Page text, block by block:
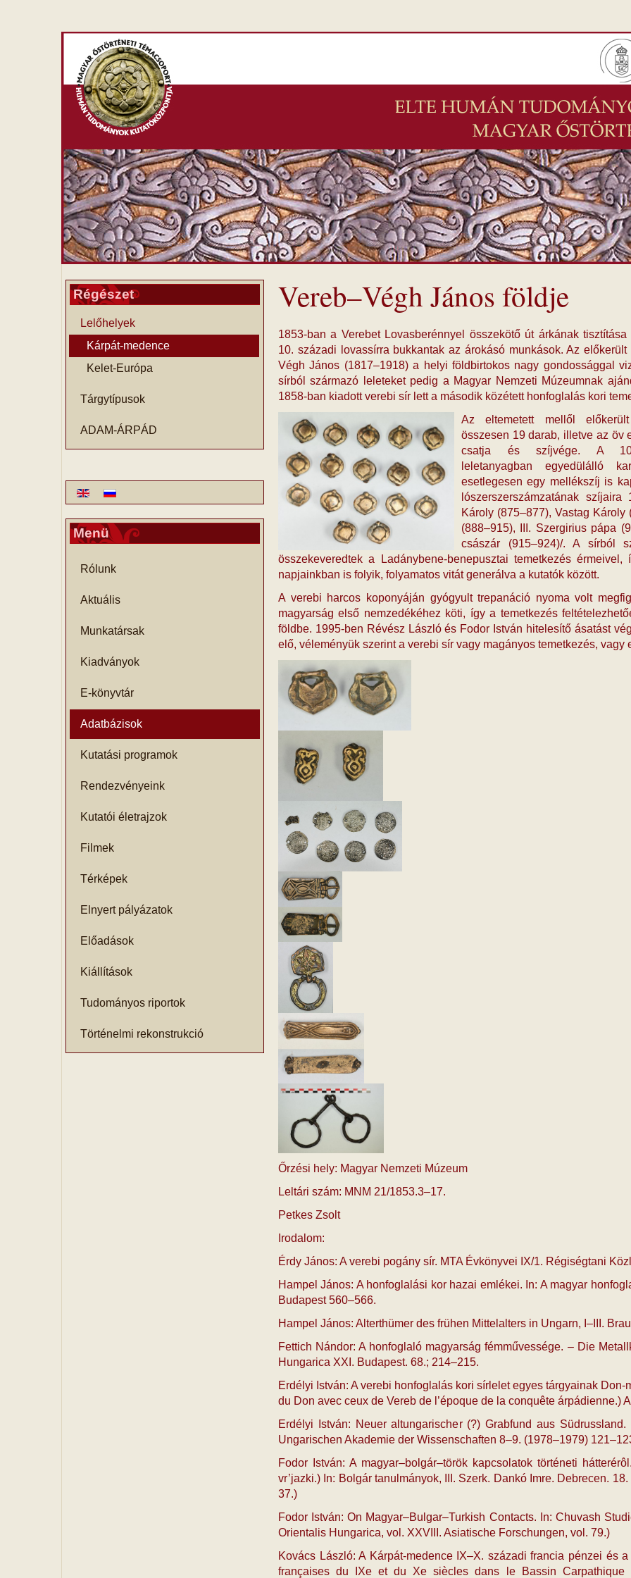
Vereb–Végh János földje
1853-ban a Verebet Lovasberénnyel összekötő út árkának
10. századi lovassírra bukkantak az árokásó munkások. Az előkerült
Végh János (1817–1918) a helyi földbirtokos nagy gondossággal
sírból származó leleteket pedig a Magyar Nemzeti Múzeumnak
1858-ban kiadott verebi sír lett a második közétett honfoglalás kori
Az eltemetett mellől előkerült
összesen 19 darab, illetve az öv
csatja és szíjvége. A
leletanyagban egyedülálló
esetlegesen egy mellékszíj is
lószerszerszámzatának
Károly (875–877), Vastag
(888–915), III. Szergirius pápa
császár (915–924)/. A sírból
összekeveredtek a Ladánybene-benepusztai temetkezés
napjainkban is folyik, folyamatos vitát generálva a kutatók között.
A verebi harcos koponyáján gyógyult trepanáció nyoma volt
magyarság első nemzedékéhez köti, így a temetkezés
földbe. 1995-ben Révész László és Fodor István hitelesítő ásatást
elő, véleményük szerint a verebi sír vagy magányos temetkezés, vagy
Őrzési hely: Magyar Nemzeti Múzeum
Leltári szám: MNM 21/1853.3–17.
Petkes Zsolt
Irodalom:
Érdy Já­nos: A verebi po­gány sír. MTA Év­köny­vei IX/1. Ré­gi­ség­ta­ni
Hampel János: A hon­fog­la­lá­si kor ha­zai em­lé­kei. In: A ma­gyar
Budapest 560–566.
Hampel János: Alterthümer des frühen Mittelalters in Ungarn, I–III.
Fettich Nándor: A hon­fog­la­ló ma­gyar­ság fém­műves­sé­ge. – Die
Hungarica XXI. Budapest. 68.; 214–215.
Erdélyi István: A verebi honfoglalás kori sír­le­let egyes tár­gya­i­nak
du Don avec ceux de Vereb de l’époque de la conquête árpádienne.)
Erdélyi István: Neuer altungarischer (?) Grabfund aus
Ungarischen Akademie der Wissenschaften 8–9. (1978–1979)
Fodor István: A ma­gyar–bol­gár–tö­rök kap­cso­la­tok tör­té­ne­ti
vr’jazki.) In: Bol­gár ta­nul­má­nyok, III. Szerk. Dankó Im­re. Deb­re­cen.
37.)
Fodor István: On Ma­gyar–Bulgar–Turkish Contacts. In: Chuvash
Orientalis Hungarica, vol. XXVIII. Asiatische Forschungen, vol. 79.)
Kovács László: A Kár­pát-me­den­ce IX–X. szá­za­di fran­cia pén­zei és
françaises du IXe et du Xe siècles dans le Bassin Carpathique
Régészet
Lelőhelyek
Kárpát-medence
Kelet-Európa
Tárgytípusok
ADAM-ÁRPÁD
Menü
Rólunk
Aktuális
Munkatársak
Kiadványok
E-könyvtár
Adatbázisok
Kutatási programok
Rendezvényeink
Kutatói életrajzok
Filmek
Térképek
Elnyert pályázatok
Előadások
Kiállítások
Tudományos riportok
Történelmi rekonstrukció